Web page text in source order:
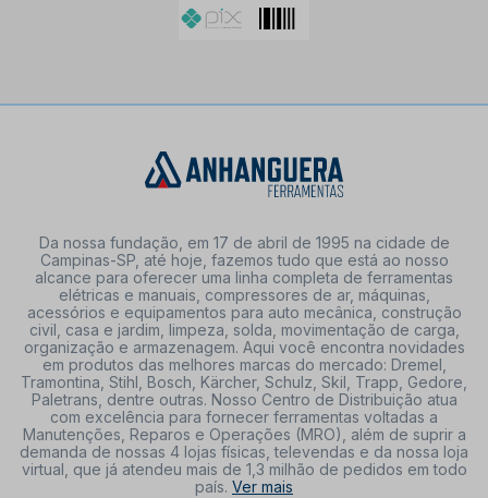
Da nossa fundação, em 17 de abril de 1995 na cidade de
Campinas-SP, até hoje, fazemos tudo que está ao nosso
alcance para oferecer uma linha completa de ferramentas
elétricas e manuais, compressores de ar, máquinas,
acessórios e equipamentos para auto mecânica, construção
civil, casa e jardim, limpeza, solda, movimentação de carga,
organização e armazenagem. Aqui você encontra novidades
em produtos das melhores marcas do mercado: Dremel,
Tramontina, Stihl, Bosch, Kärcher, Schulz, Skil, Trapp, Gedore,
Paletrans, dentre outras. Nosso Centro de Distribuição atua
com excelência para fornecer ferramentas voltadas a
Manutenções, Reparos e Operações (MRO), além de suprir a
demanda de nossas 4 lojas físicas, televendas e da nossa loja
virtual, que já atendeu mais de 1,3 milhão de pedidos em todo
país. Ver mais